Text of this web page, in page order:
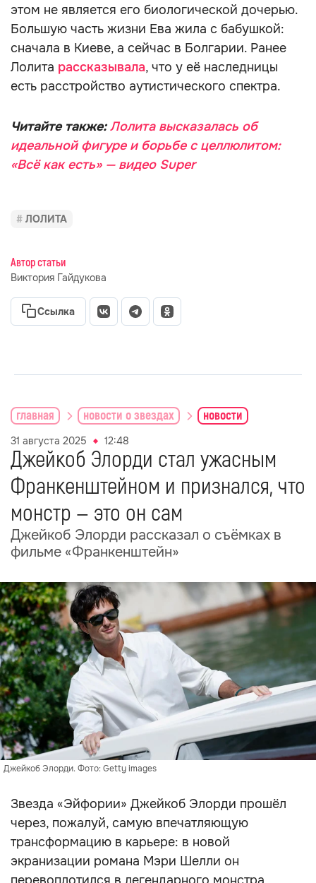
этом не является его биологической дочерью.
Большую часть жизни Ева жила с бабушкой:
сначала в Киеве, а сейчас в Болгарии. Ранее
Лолита рассказывала, что у её наследницы
есть расстройство аутистического спектра.
Читайте также:Лолита высказалась об
идеальной фигуре и борьбе с целлюлитом:
«Всё как есть» — видео Super
ЛОЛИТА
Автор статьи
Виктория Гайдукова
Ссылка
главная новости о звездах новости
31 августа 2025 12:48
Джейкоб Элорди стал ужасным
Франкенштейном и признался, что
монстр — это он сам
Джейкоб Элорди рассказал о съёмках в
фильме «Франкенштейн»
Джейкоб Элорди. Фото: Getty images
Звезда «Эйфории» Джейкоб Элорди прошёл
через, пожалуй, самую впечатляющую
трансформацию в карьере: в новой
экранизации романа Мэри Шелли он